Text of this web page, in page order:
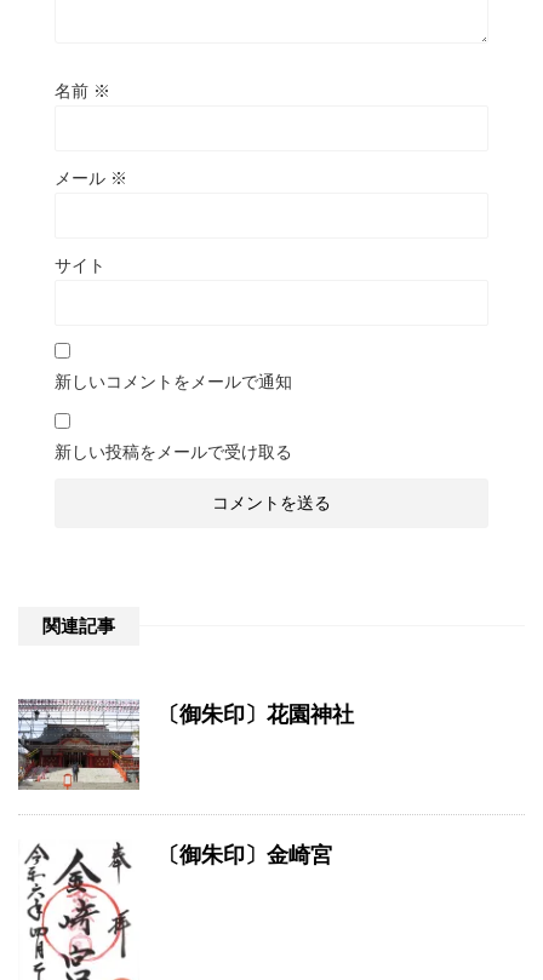
名前 ※
メール ※
サイト
新しいコメントをメールで通知
新しい投稿をメールで受け取る
関連記事
〔御朱印〕花園神社
〔御朱印〕金崎宮